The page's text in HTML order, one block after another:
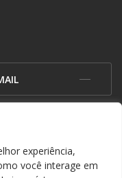
experiência,
você interage em